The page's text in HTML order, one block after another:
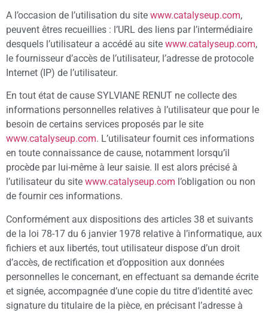
A l’occasion de l’utilisation du site www.catalyseup.com,
peuvent êtres recueillies : l’URL des liens par l’intermédiaire
desquels l’utilisateur a accédé au site www.catalyseup.com,
le fournisseur d’accès de l’utilisateur, l’adresse de protocole
Internet (IP) de l’utilisateur.
En tout état de cause SYLVIANE RENUT ne collecte des
informations personnelles relatives à l’utilisateur que pour le
besoin de certains services proposés par le site
www.catalyseup.com. L’utilisateur fournit ces informations
en toute connaissance de cause, notamment lorsqu’il
procède par lui-même à leur saisie. Il est alors précisé à
l’utilisateur du site www.catalyseup.com l’obligation ou non
de fournir ces informations.
Conformément aux dispositions des articles 38 et suivants
de la loi 78-17 du 6 janvier 1978 relative à l’informatique, aux
fichiers et aux libertés, tout utilisateur dispose d’un droit
d’accès, de rectification et d’opposition aux données
personnelles le concernant, en effectuant sa demande écrite
et signée, accompagnée d’une copie du titre d’identité avec
signature du titulaire de la pièce, en précisant l’adresse à